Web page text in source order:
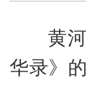
黄
华录》